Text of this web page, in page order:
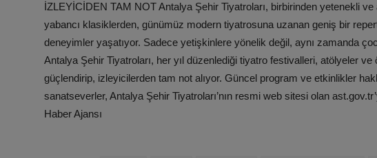
İZLEYİCİDEN TAM NOT Antalya Şehir Tiyatroları, birbirinden yetenekli
yabancı klasiklerden, günümüz modern tiyatrosuna uzanan geniş bir
deneyimler yaşatıyor. Sadece yetişkinlere yönelik değil, aynı zamanda
Antalya Şehir Tiyatroları, her yıl düzenlediği tiyatro festivalleri, atölyeler
güçlendirip, izleyicilerden tam not alıyor. Güncel program ve etkinlikler
sanatseverler, Antalya Şehir Tiyatroları’nın resmi web sitesi olan
Haber Ajansı